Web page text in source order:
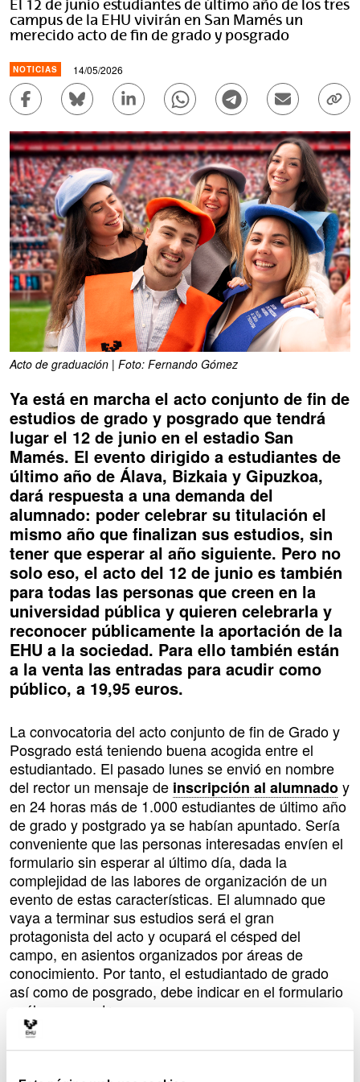
El 12 de junio estudiantes de último año de los tres
campus de la EHU vivirán en San Mamés un
merecido acto de fin de grado y posgrado
NOTICIAS 14/05/2026
Compartir en Facebook - (Abre una nueva ventana)
Compartir en Bluesky - (Abre una nueva
Compartir en Linkedin - (Abre una
Compartir en Whatsapp -
Compartir enEnviar por
Acto de graduación | Foto: Fernando Gómez
Ya está en marcha el acto conjunto de fin de
estudios de grado y posgrado que tendrá
lugar el 12 de junio en el estadio San
Mamés. El evento dirigido a estudiantes de
último año de Álava, Bizkaia y Gipuzkoa,
dará respuesta a una demanda del
alumnado: poder celebrar su titulación el
mismo año que finalizan sus estudios, sin
tener que esperar al año siguiente. Pero no
solo eso, el acto del 12 de junio es también
para todas las personas que creen en la
universidad pública y quieren celebrarla y
reconocer públicamente la aportación de la
EHU a la sociedad. Para ello también están
a la venta las entradas para acudir como
público, a 19,95 euros.
La convocatoria del acto conjunto de fin de Grado y
Posgrado está teniendo buena acogida entre el
estudiantado. El pasado lunes se envió en nombre
del rector un mensaje de inscripción al alumnadoy
en 24 horas más de 1.000 estudiantes de último año
de grado y postgrado ya se habían apuntado. Sería
conveniente que las personas interesadas envíen el
formulario sin esperar al último día, dada la
complejidad de las labores de organización de un
evento de estas características. El alumnado que
vaya a terminar sus estudios será el gran
protagonista del acto y ocupará el césped del
campo, en asientos organizados por áreas de
conocimiento. Por tanto, el estudiantado de grado
así como de posgrado, debe indicar en el formulario
cuál es su centro.
No existe un código de vestimenta específico para el